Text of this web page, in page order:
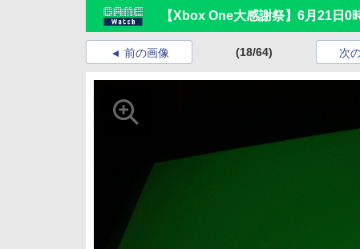
【Xbox One大感謝祭】6月21日
前の画像 (18/64) 次